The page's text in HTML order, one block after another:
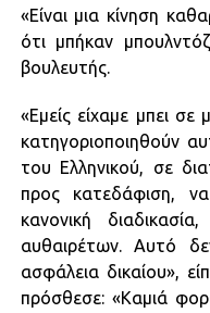
«Είναι μια κίνηση
ότι μπήκαν
βουλευτής.
«Εμείς είχαμε μπει σε
κατηγοριοποιηθούν
του Ελληνικού, σε
προς κατεδάφιση,
κανονική
αυθαιρέτων. Αυτό
ασφάλεια δικαίου»,
πρόσθεσε: «Καμιά